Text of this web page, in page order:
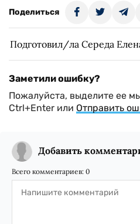
Поделиться
Подготовил/ла Середа
Заметили ошибку?
Пожалуйста, выделите ее
Ctrl+Enter или Отправить
Добавить
Всего комментариев: 0